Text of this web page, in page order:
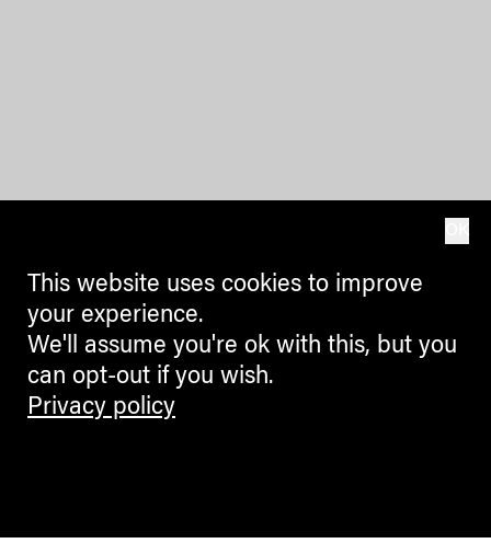
This website uses cookies to improve
your experience.
We'll assume you're ok with this, but you
can opt-out if you wish.
Privacy policy